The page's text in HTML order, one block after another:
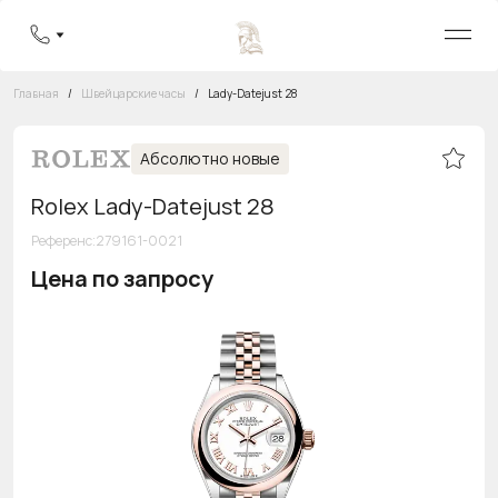
Бесплатная горячая линия8 800 555-95-99
Главная / Швейцарские часы / Lady-Datejust 28
Абсолютно новые
Rolex Lady-Datejust 28
Референс:279161-0021
Цена по запросу